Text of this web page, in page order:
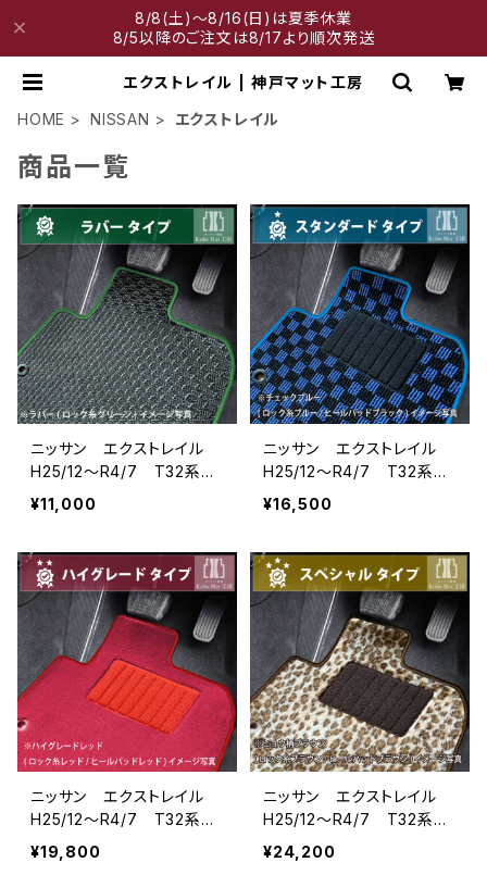
8/8(土)～8/16(日)は夏季休業
8/5以降のご注文は8/17より順次発送
エクストレイル | 神戸マット工房
HOME
NISSAN エクストレイル
商品一覧
ニッサン エクストレイル
H25/12〜R4/7 T32系
7人乗 フロアマット一式
カーマット 防水 ラバー
¥11,000
ニッサン エクストレイル
H25/12〜R4/7 T32系
7人乗 フロアマット一式
カーマット スタンダードタ
¥16,500
ニッサン エクストレイル
H25/12〜R4/7 T32系
7人乗 フロアマット一式
カーマット ハイグレードタ
¥19,800
ニッサン エクストレイル
H25/12〜R4/7 T32系
7人乗 フロアマット一式
カーマット スペシャルタイ
¥24,200